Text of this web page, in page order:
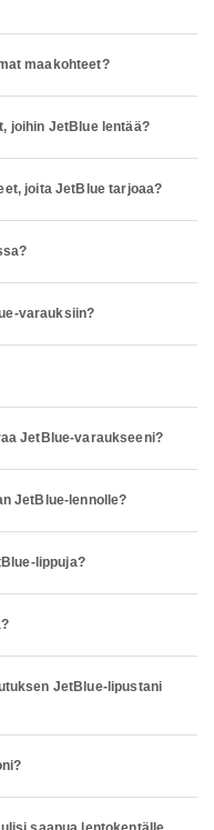
maakohteet?
joihin JetBlue lentää?
joita JetBlue tarjoaa?
varauksiin?
JetBlue-varaukseeni?
JetBlue-lennolle?
lippuja?
JetBlue-lipustani